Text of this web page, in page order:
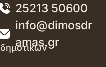
25213 50600
info@dimosdr
amas.gr